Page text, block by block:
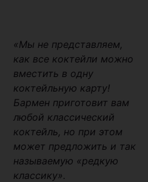
«Мы не представляем,
как все коктейли можно
вместить в одну
коктейльную карту!
Бармен приготовит вам
любой классический
коктейль, но при этом
может предложить и так
называемую «редкую
классику».